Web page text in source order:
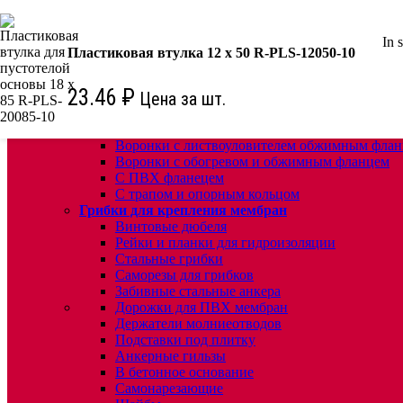
КРЕПЕЖ:
Для кровли
Водосточные воронки
Ремонтные кровельные воронки
Кровельные воронки с листвоуловителем
Воронки с листвоуловителем обжимным
Воронки с обогревом и обжимным фланцем
С ПВХ фланецем
С трапом и опорным кольцом
Грибки для крепления мембран
Винтовые дюбеля
Рейки и планки для гидроизоляции
Стальные грибки
Саморезы для грибков
Забивные стальные анкера
Дорожки для ПВХ мембран
Держатели молниеотводов
Подставки под плитку
Анкерные гильзы
В бетонное основание
Самонарезающие
Пластиковая втулка 12 х 50 R-PLS-12050-10
23.46 ₽ Цена за шт.
In